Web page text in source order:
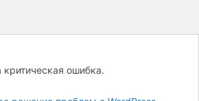
критическая ошибка.